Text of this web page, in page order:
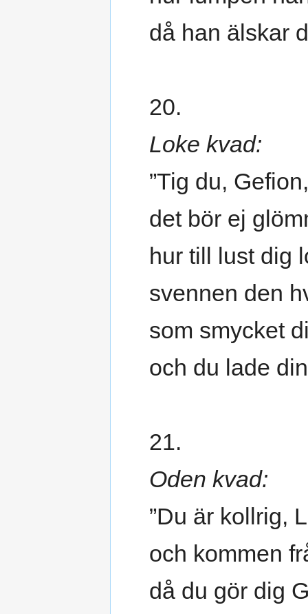
då han älskar
20.
Loke kvad:
”Tig du, Gefion,
det bör ej
hur till lust dig
svennen den
som smycket
och du lade
21.
Oden kvad:
”Du är kollrig,
och kommen
då du gör dig